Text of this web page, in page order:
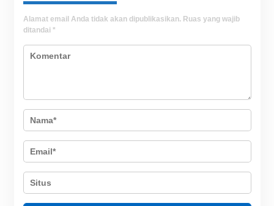
Alamat email Anda tidak akan dipublikasikan. Ruas yang wajib
ditandai *